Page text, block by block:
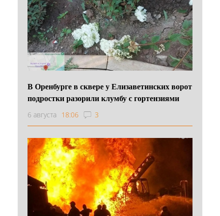
В Оренбурге в сквере у Елизаветинских ворот
подростки разорили клумбу с гортензиями
6 августа 18:06 3